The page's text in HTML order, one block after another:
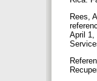
Rees,
April 1,